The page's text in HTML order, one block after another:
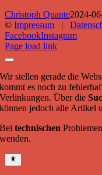
Christoph Quante2024-
© Impressum |
FacebookInstagram
Page load link
Wir stellen gerade die
kommt es noch zu
Verlinkungen. Über die
können jedoch alle Artikel
Beitechnischen
wenden.